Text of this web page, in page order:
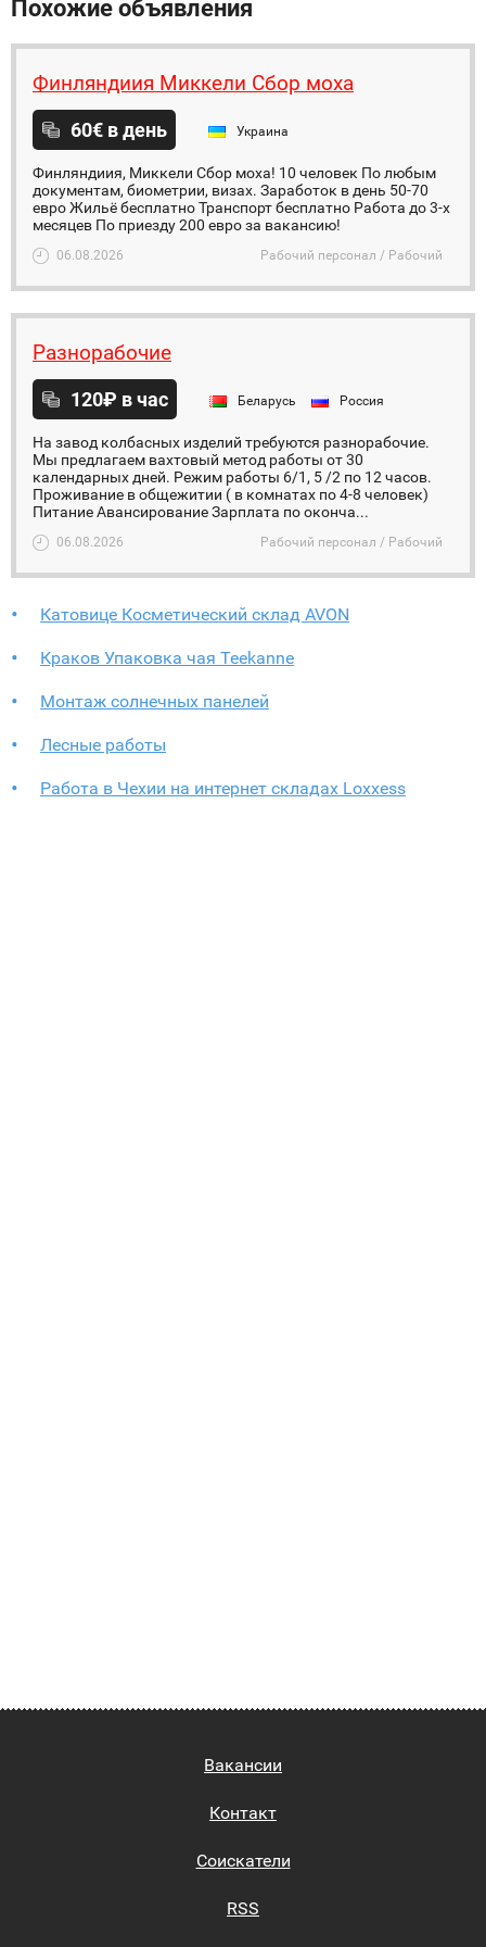
Похожие объявления
Финляндиия Миккели Сбор моха
60€ в день Украина
Финляндиия, Миккели Сбор моха! 10 человек По любым
документам, биометрии, визах. Заработок в день 50-70
евро Жильё бесплатно Транспорт бесплатно Работа до 3-х
месяцев По приезду 200 евро за вакансию!
06.08.2026 Рабочий персонал / Рабочий
Разнорабочие
120₽ в час Беларусь Россия
На завод колбасных изделий требуются разнорабочие.
Мы предлагаем вахтовый метод работы от 30
календарных дней. Режим работы 6/1, 5 /2 по 12 часов.
Проживание в общежитии ( в комнатах по 4-8 человек)
Питание Авансирование Зарплата по оконча...
06.08.2026 Рабочий персонал / Рабочий
Катовице Косметический склад AVON
Краков Упаковка чая Teekanne
Монтаж солнечных панелей
Лесные работы
Работа в Чехии на интернет складах Loxxess
Вакансии
Контакт
Соискатели
RSS